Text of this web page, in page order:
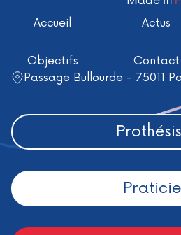
Accueil Actus
Objectifs Contact
Passage Bullourde - 75011